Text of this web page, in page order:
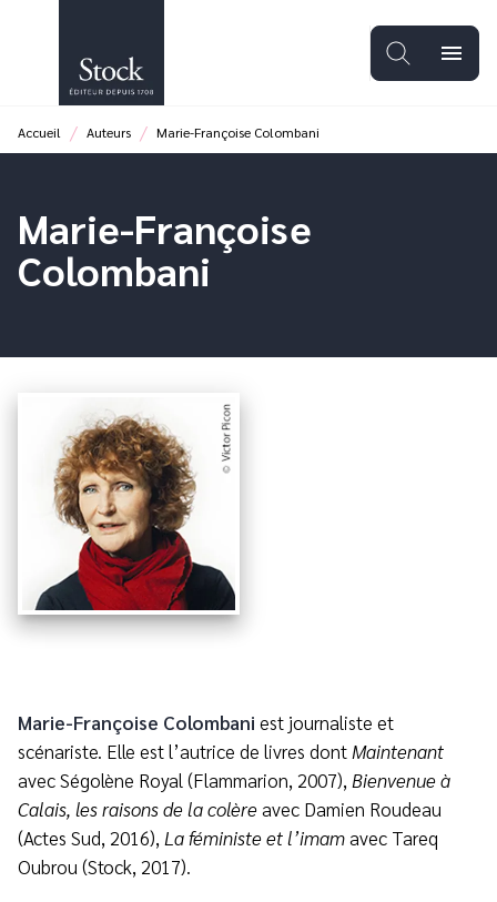
PIED DE PAGE
menu
Accueil / Auteurs / Marie-Françoise Colombani
Marie-Françoise
Colombani
Marie-Françoise Colombani est journaliste et
scénariste. Elle est l’autrice de livres dont Maintenant
avec Ségolène Royal (Flammarion, 2007), Bienvenue à
Calais, les raisons de la colèreavec Damien Roudeau
(Actes Sud, 2016), La féministe et l’imamavec Tareq
Oubrou (Stock, 2017).